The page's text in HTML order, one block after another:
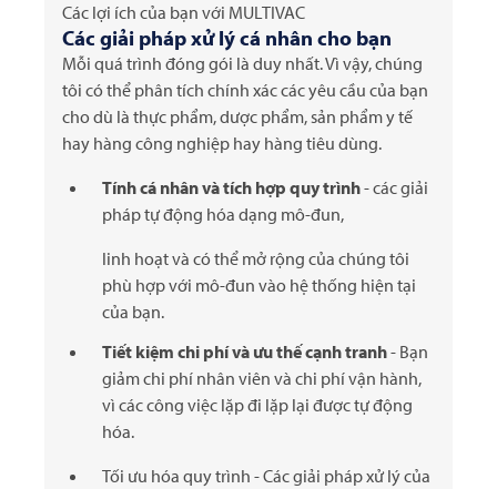
Các lợi ích của bạn với MULTIVAC
Các giải pháp xử lý cá nhân cho bạn
Mỗi quá trình đóng gói là duy nhất. Vì vậy, chúng
tôi có thể phân tích chính xác các yêu cầu của bạn
cho dù là thực phẩm, dược phẩm, sản phẩm y tế
hay hàng công nghiệp hay hàng tiêu dùng.
Tính cá nhân và tích hợp quy trình- các giải
pháp tự động hóa dạng mô-đun,
linh hoạt và có thể mở rộng của chúng tôi
phù hợp với mô-đun vào hệ thống hiện tại
của bạn.
Tiết kiệm chi phí và ưu thế cạnh tranh- Bạn
giảm chi phí nhân viên và chi phí vận hành,
vì các công việc lặp đi lặp lại được tự động
hóa.
Tối ưu hóa quy trình - Các giải pháp xử lý của